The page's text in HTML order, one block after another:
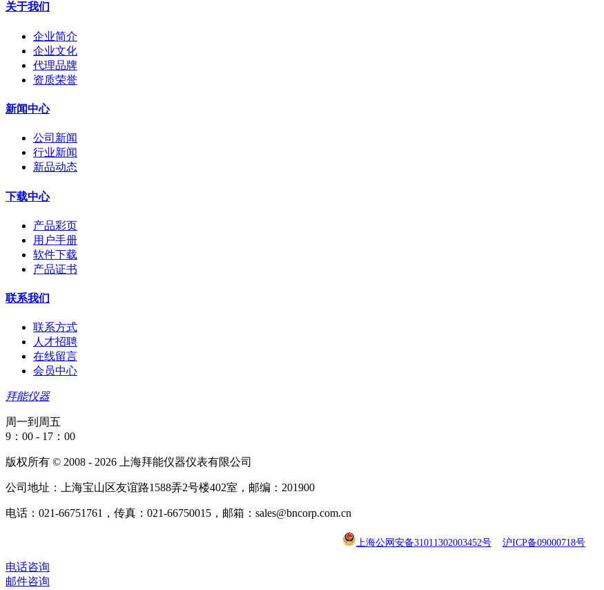
关于我们
企业简介
企业文化
代理品牌
资质荣誉
新闻中心
公司新闻
行业新闻
新品动态
下载中心
产品彩页
用户手册
软件下载
产品证书
联系我们
联系方式
人才招聘
在线留言
会员中心
拜能仪器
周一到周五
9：00 - 17：00
版权所有 © 2008 - 2026 上海拜能仪器仪表有限公司
公司地址：上海宝山区友谊路1588弄2号楼402室，邮编：201900
电话：021-66751761，传真：021-66750015，邮箱：sales@bncorp.com.cn
上海公网安备31011302003452号 沪ICP备09000718号
电话咨询
邮件咨询